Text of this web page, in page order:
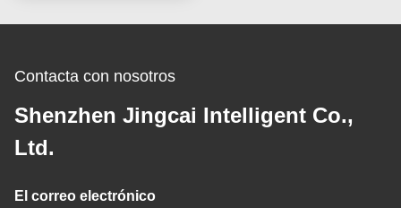
Contacta con nosotros
Shenzhen Jingcai Intelligent Co.,
Ltd.
El correo electrónico